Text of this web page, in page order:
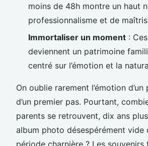
moins de 48h montre un haut
professionnalisme et de
Immortaliser un moment :
deviennent un patrimoine
centré sur l’émotion et la
On oublie rarement l’émotion
d’un premier pas. Pourtant,
parents se retrouvent, dix ans
album photo désespérément vide